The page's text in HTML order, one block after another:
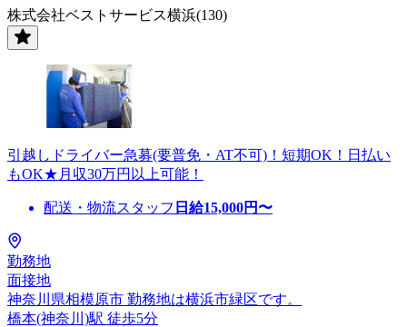
株式会社ベストサービス横浜(130)
引越しドライバー急募(要普免・AT不可)！短期OK！日払い
もOK★月収30万円以上可能！
配送・物流スタッフ 日給15,000円〜
勤務地
面接地
神奈川県相模原市 勤務地は横浜市緑区です。
橋本(神奈川)駅 徒歩5分